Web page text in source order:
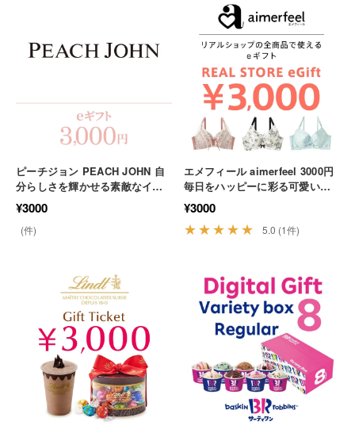
ピーチジョン PEACH JOHN 自
分らしさを輝かせる素敵なイン
ナーをお得に見つける 下着 ファ
ッション ギフト
¥3000
(件)
エメフィール aimerfeel 3000円
毎日をハッピーに彩る可愛い下
着を自由に選ぶ贅沢 ファッショ
ン 贈り物 贅沢
¥3000
★★★★★ 5.0 (1件)